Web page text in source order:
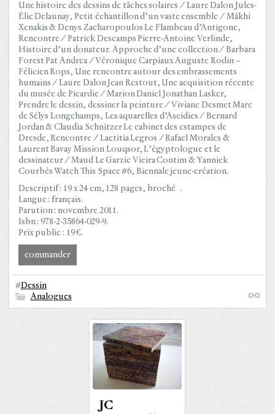
Une histoire des dessins de tâches solaires / Laure Dalon Jules-
Élie Delaunay, Petit échantillon d’un vaste ensemble / Mâkhi
Xenakis & Denys Zacharopoulos Le Flambeau d’Antigone,
Rencontre / Patrick Descamps Pierre-Antoine Verlinde,
Histoire d’un donateur. Approche d’une collection / Barbara
Forest Pat Andrea / Véronique Carpiaux Auguste Rodin –
Félicien Rops, Une rencontre autour des embrassements
humains / Laure Dalon Jean Restout, Une acquisition récente
du musée de Picardie / Marion Daniel Jonathan Lasker,
Prendre le dessin, dessiner la peinture / Viviane Desmet Marc
de Sélys Longchamps, Les aquarelles d’Ascidies / Bernard
Jordan & Claudia Schnitzer Le cabinet des estampes de
Dresde, Rencontre / Laetitia Legros / Rafael Morales &
Laurent Bavay Mission Louqsor, L’égyptologue et le
dessinateur / Maud Le Garzic Vieira Contim & Yannick
Courbès Watch This Space #6, Biennale jeune-création.
Descriptif : 19 x 24 cm, 128 pages, broché .
Langue : français.
Parution : novembre 2011.
Isbn : 978-2-35864-029-9.
Prix public : 19 €.
commander
#Dessin
Analogues
JC